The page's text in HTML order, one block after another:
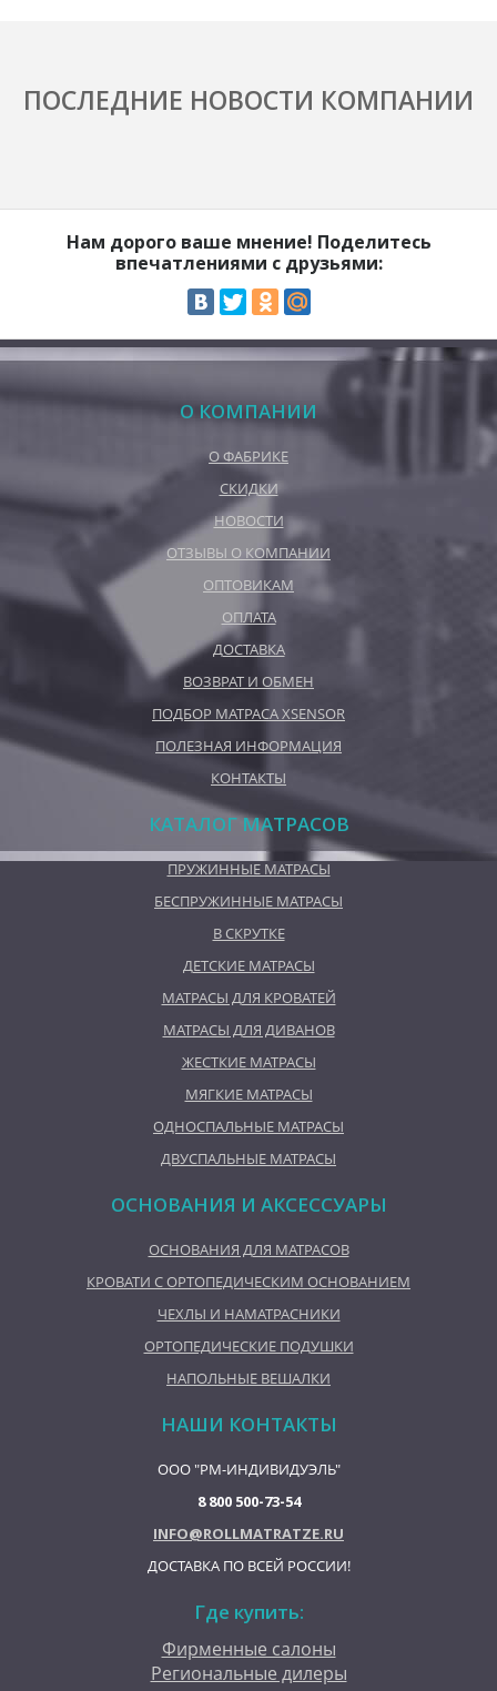
ПОСЛЕДНИЕ НОВОСТИ КОМПАНИИ
Нам дорого ваше мнение! Поделитесь
впечатлениями с друзьями:
О КОМПАНИИ
О ФАБРИКЕ
СКИДКИ
НОВОСТИ
ОТЗЫВЫ О КОМПАНИИ
ОПТОВИКАМ
ОПЛАТА
ДОСТАВКА
ВОЗВРАТ И ОБМЕН
ПОДБОР МАТРАСА XSENSOR
ПОЛЕЗНАЯ ИНФОРМАЦИЯ
КОНТАКТЫ
КАТАЛОГ МАТРАСОВ
ПРУЖИННЫЕ МАТРАСЫ
БЕСПРУЖИННЫЕ МАТРАСЫ
В СКРУТКЕ
ДЕТСКИЕ МАТРАСЫ
МАТРАСЫ ДЛЯ КРОВАТЕЙ
МАТРАСЫ ДЛЯ ДИВАНОВ
ЖЕСТКИЕ МАТРАСЫ
МЯГКИЕ МАТРАСЫ
ОДНОСПАЛЬНЫЕ МАТРАСЫ
ДВУСПАЛЬНЫЕ МАТРАСЫ
ОСНОВАНИЯ И АКСЕССУАРЫ
ОСНОВАНИЯ ДЛЯ МАТРАСОВ
КРОВАТИ С ОРТОПЕДИЧЕСКИМ ОСНОВАНИЕМ
ЧЕХЛЫ И НАМАТРАСНИКИ
ОРТОПЕДИЧЕСКИЕ ПОДУШКИ
НАПОЛЬНЫЕ ВЕШАЛКИ
НАШИ КОНТАКТЫ
ООО "РМ-ИНДИВИДУЭЛЬ"
8 800 500-73-54
INFO@ROLLMATRATZE.RU
ДОСТАВКА ПО ВСЕЙ РОССИИ!
Где купить:
Фирменные салоны
Региональные дилеры